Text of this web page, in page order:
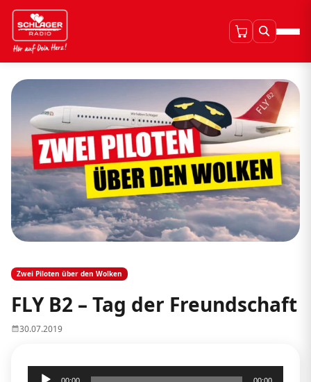
Zwei Piloten über den Wolken
FLY B2 – Tag der Freundschaft
30.07.2019
Audio-
00:00 00:00